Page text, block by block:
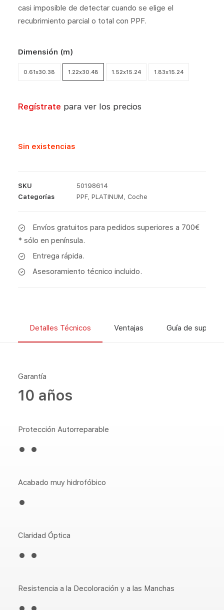
casi imposible de detectar cuando se elige el
recubrimiento parcial o total con PPF.
Dimensión (m)
0.61x30.38 1.22x30.48 1.52x15.24 1.83x15.24
Regístrate para ver los precios
Sin existencias
SKU
50198614
Categorías
PPF, PLATINUM, Coche
Envíos gratuitos para pedidos superiores a 700€
* sólo en península.
Entrega rápida.
Asesoramiento técnico incluido.
Detalles Técnicos Ventajas Guía de
Garantía
10 años
Protección Autorreparable
• •
Acabado muy hidrofóbico
•
Claridad Óptica
• •
Resistencia a la Decoloración y a las Manchas